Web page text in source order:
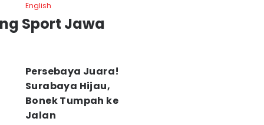
English
Sport Jawa
Persebaya Juara!
Surabaya Hijau,
Bonek Tumpah ke
Jalan